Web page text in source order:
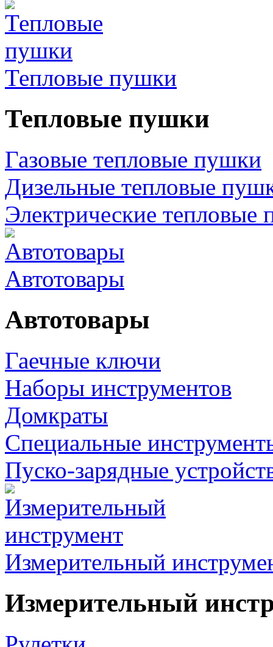
Тепловые пушки
Тепловые пушки
Газовые тепловые пушки
Дизельные тепловые
Электрические тепловые
Автотовары
Автотовары
Гаечные ключи
Наборы инструментов
Домкраты
Специальные
Пуско-зарядные
Измерительный
Измерительный